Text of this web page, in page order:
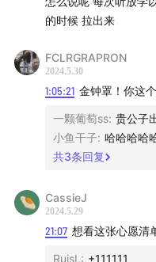
03:05:09 生活不是关于
03:05:46 你在游荡过程
关键的问题
我和朋友决定过
03:27:50
世界上所有的
你愤怒才证明你有标准
03:32:27 十年游荡者：游
的时候 拉出来
FCLRGRAPRON
2024.5.30
1:05:21 金钟罩！你这
一颗葡萄ss: 贵公子
小鱼干子: 哈哈哈哈
共3条回复
CassieJ
2024.5.29
21:07 想看这张心愿清
RuisL : +111111